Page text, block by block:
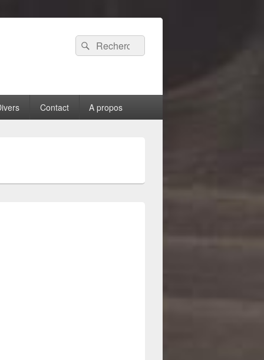
Recherche :
Rechercher
Contact A propos